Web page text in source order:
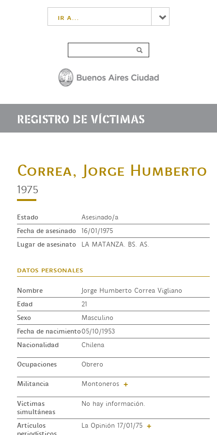
ir a...
REGISTRO DE VÍCTIMAS
Correa, Jorge Humberto
1975
Estado
Asesinado/a
Fecha de asesinado
16/01/1975
Lugar de asesinato
LA MATANZA. BS. AS.
datos personales
Nombre
Jorge Humberto Correa Vigliano
Edad
21
Sexo
Masculino
Fecha de nacimiento05/10/1953
Nacionalidad
Chilena
Ocupaciones Obrero
Militancia Montoneros +
Víctimas
simultáneas
No hay información.
Artículos
La Opinión 17/01/75 +